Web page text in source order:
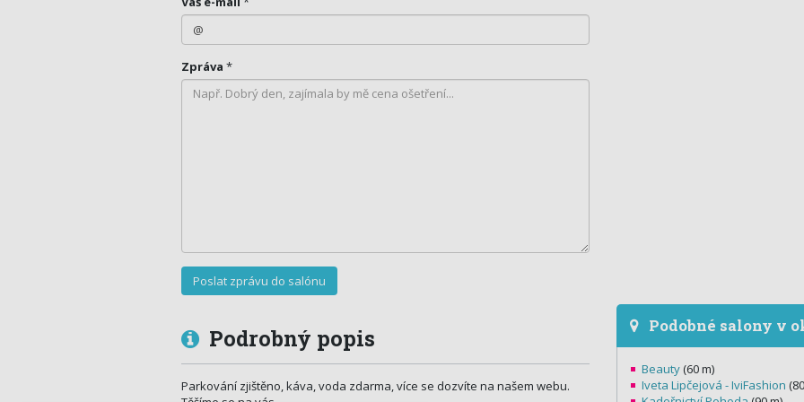
Zpráva *
Podrobný popis
Parkování zjištěno, káva, voda zdarma, více se dozvíte na našem webu.
Podobné salony v
Beauty (60 m)
Iveta Lipčejová - IviFashion